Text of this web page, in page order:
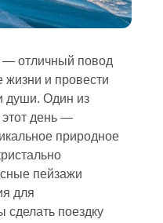
— отличный повод
жизни и провести
души. Один из
этот день —
природное
пейзажи
для
сделать поездку